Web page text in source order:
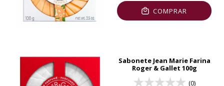
COMPRAR
Sabonete Jean Marie Farina
Roger & Gallet 100g
(0)